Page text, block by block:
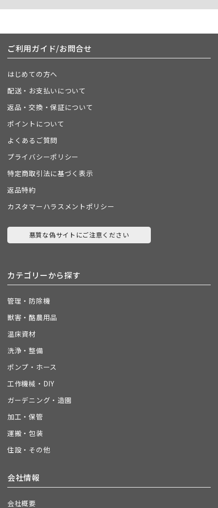
ご利用ガイド/お問合せ
はじめての方へ
配送・お支払いについて
返品・交換・保証について
ポイントについて
よくあるご質問
プライバシーポリシー
特定商取引法に基づく表示
返品特約
カスタマーハラスメントポリシー
悪質な偽サイトにご注意ください
カテゴリーから探す
管理・防除機
獣害・酪農用品
温床資材
洗浄・整備
ポンプ・ホース
工作機械・DIY
ガーデニング・造園
加工・保管
運搬・包装
住設・その他
会社情報
会社概要